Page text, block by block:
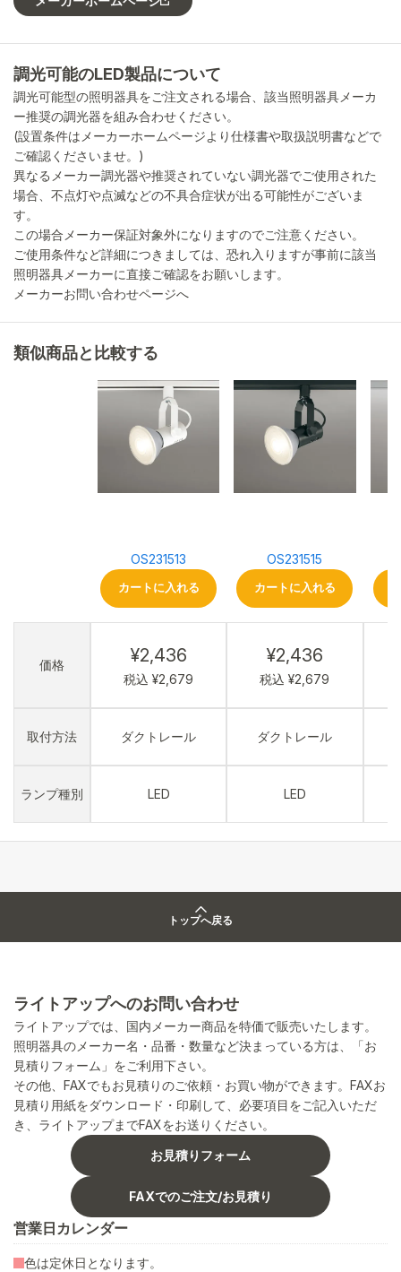
調光可能のLED製品について
調光可能型の照明器具をご注文される場合、該当照明器具メーカ
ー推奨の調光器を組み合わせください。
(設置条件はメーカーホームページより仕様書や取扱説明書などで
ご確認くださいませ。)
異なるメーカー調光器や推奨されていない調光器でご使用された
場合、不点灯や点滅などの不具合症状が出る可能性がございま
す。
この場合メーカー保証対象外になりますのでご注意ください。
ご使用条件など詳細につきましては、恐れ入りますが事前に該当
照明器具メーカーに直接ご確認をお願いします。
メーカーお問い合わせページへ
類似商品と比較する
価格
取付方法
ランプ種別
OS231513
カートに入れる
¥2,436
税込 ¥2,679
ダクトレール
LED
OS231515
カートに入れる
¥2,436
税込 ¥2,679
ダクトレール
LED
トップへ戻る
ライトアップへのお問い合わせ
ライトアップでは、国内メーカー商品を特価で販売いたします。
照明器具のメーカー名・品番・数量など決まっている方は、「お
見積りフォーム」をご利用下さい。
その他、FAXでもお見積りのご依頼・お買い物ができます。FAXお
見積り用紙をダウンロード・印刷して、必要項目をご記入いただ
き、ライトアップまでFAXをお送りください。
お見積りフォーム
FAXでのご注文/お見積り
営業日カレンダー
色は定休日となります。